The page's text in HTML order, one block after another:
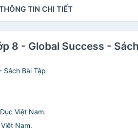
TIN CHI TIẾT
8 - Global Success -
Sách Bài Tập
Việt Nam.
Nam.